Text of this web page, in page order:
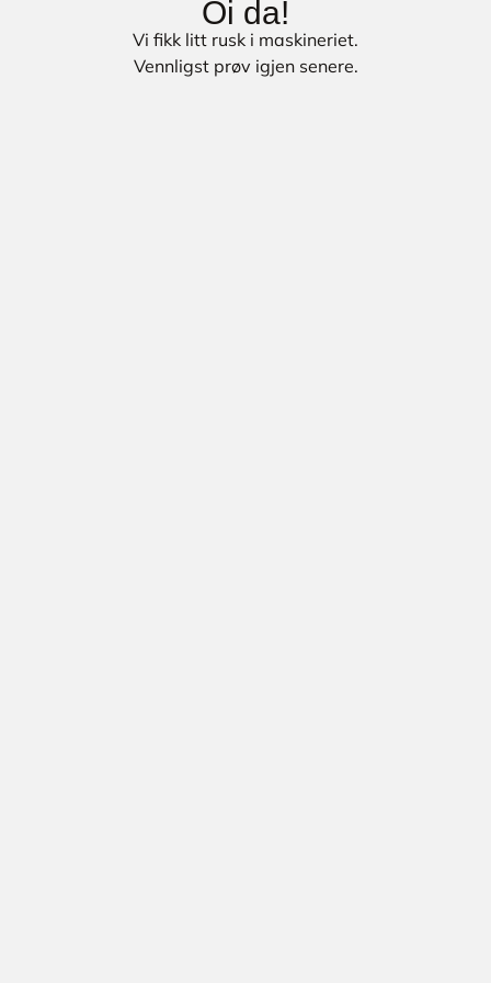
Oi da!
Vi fikk litt rusk i maskineriet.
Vennligst prøv igjen senere.